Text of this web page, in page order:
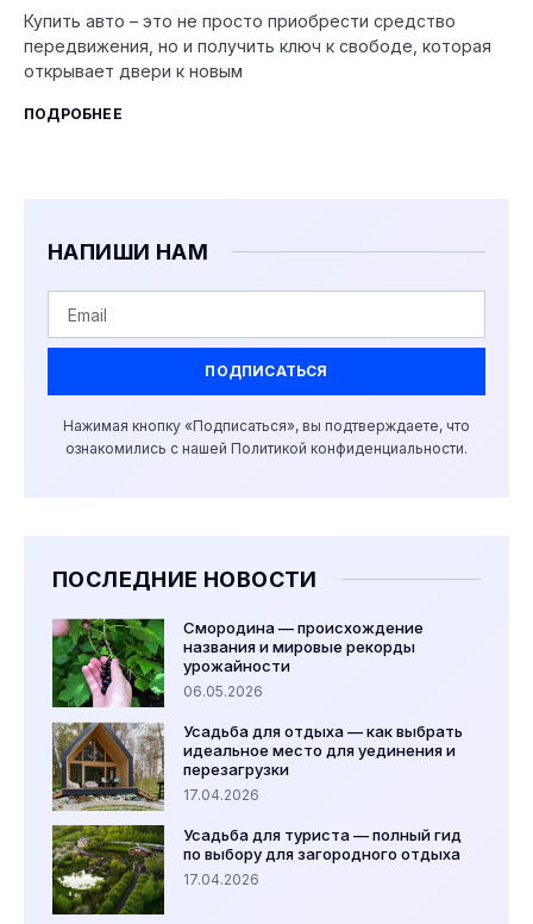
Купить авто – это не просто приобрести средство
передвижения, но и получить ключ к свободе, которая
открывает двери к новым
ПОДРОБНЕЕ
НАПИШИ НАМ
ПОДПИСАТЬСЯ
Нажимая кнопку «Подписаться», вы подтверждаете, что
ознакомились с нашей Политикой конфиденциальности.
ПОСЛЕДНИЕ НОВОСТИ
Смородина — происхождение
названия и мировые рекорды
урожайности
06.05.2026
Усадьба для отдыха — как выбрать
идеальное место для уединения и
перезагрузки
17.04.2026
Усадьба для туриста — полный гид
по выбору для загородного отдыха
17.04.2026